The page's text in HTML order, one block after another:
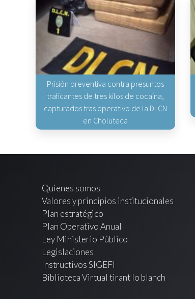
Prisión preventiva contra presuntos
traficantes de tres kilos de cocaína,
capturados tras operativo de la DLCN
en Choluteca
Quienes somos
Valores y principios institucionales
Plan estratégico
Plan Operativo Anual
Ley Ministerio Público
Legislaciones
Instructivos SIGEFI
Biblioteca Virtual tirant lo blanch